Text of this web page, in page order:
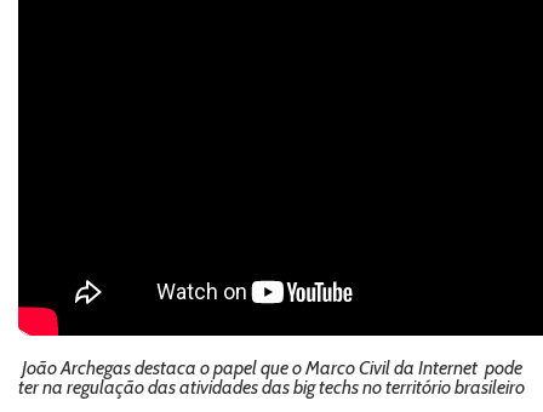
João Archegas destaca o papel que o Marco Civil da Internet pode
ter na regulação das atividades das big techs no território brasileiro